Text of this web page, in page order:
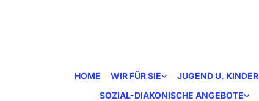
HOME WIR FÜR SIE JUGEND U. KINDER
SOZIAL-DIAKONISCHE ANGEBOTE